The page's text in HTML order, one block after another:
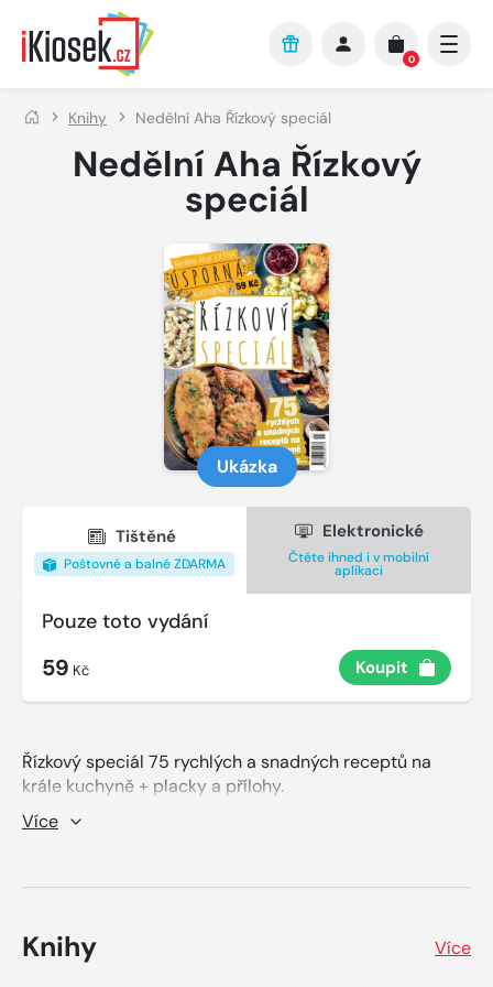
Přejít na hlavní obsah
0
Knihy Nedělní Aha Řízkový speciál
Nedělní Aha Řízkový
speciál
Ukázka
Tištěné
Poštovné a balné ZDARMA
Elektronické
Čtěte ihned i v mobilní
aplikaci
Pouze toto vydání
59 Kč Koupit
Řízkový speciál 75 rychlých a snadných receptů na
krále kuchyně + placky a přílohy.
Holandské řízky, řízky naruby, kuřecí řízky v těstíčku,
řízky z hub, játrové řízečky, studentský řízek,
spoustu jiných receptů.
Více
Knihy Více